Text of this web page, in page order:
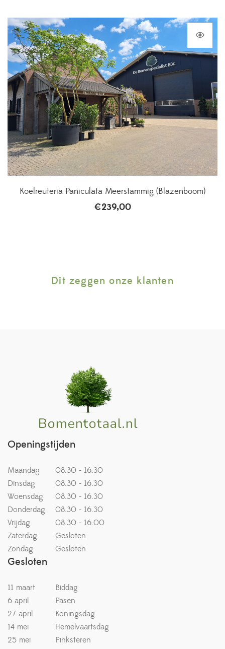
Koelreuteria Paniculata Meerstammig (Blazenboom)
€239,00
Dit zeggen onze klanten
Openingstijden
Maandag
08.30 - 16.30
Dinsdag
08.30 - 16.30
Woensdag
08.30 - 16.30
Donderdag
08.30 - 16.30
Vrijdag
08.30 - 16.00
Zaterdag
Gesloten
Zondag
Gesloten
Gesloten
11 maart
Biddag
6 april
Pasen
27 april
Koningsdag
14 mei
Hemelvaartsdag
25 mei
Pinksteren